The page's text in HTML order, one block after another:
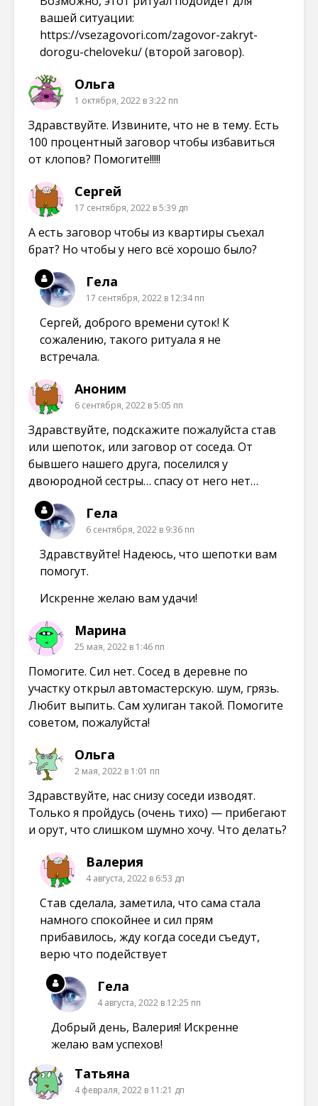
вашей ситуации:
https://vsezagovori.com/zagovor-zakryt-
dorogu-cheloveku/(второй заговор).
Ольга
1 октября, 2022 в 3:22 пп
Здравствуйте. Извините, что не в тему. Есть
100 процентный заговор чтобы избавиться
от клопов? Помогите!!!!!
Сергей
17 сентября, 2022 в 5:39 дп
А есть заговор чтобы из квартиры съехал
брат? Но чтобы у него всё хорошо было?
Гела
17 сентября, 2022 в 12:34 пп
Сергей, доброго времени суток! К
сожалению, такого ритуала я не
встречала.
Аноним
6 сентября, 2022 в 5:05 пп
Здравствуйте, подскажите пожалуйста став
или шепоток, или заговор от соседа. От
бывшего нашего друга, поселился у
двоюродной сестры… спасу от него нет…
Гела
6 сентября, 2022 в 9:36 пп
Здравствуйте! Надеюсь, что шепотки вам
помогут.
Искренне желаю вам удачи!
Марина
25 мая, 2022 в 1:46 пп
Помогите. Сил нет. Сосед в деревне по
участку открыл автомастерскую. шум, грязь.
Любит выпить. Сам хулиган такой. Помогите
советом, пожалуйста!
Ольга
2 мая, 2022 в 1:01 пп
Здравствуйте, нас снизу соседи изводят.
Только я пройдусь (очень тихо) — прибегают
и орут, что слишком шумно хочу. Что делать?
Валерия
4 августа, 2022 в 6:53 дп
Став сделала, заметила, что сама стала
намного спокойнее и сил прям
прибавилось, жду когда соседи съедут,
верю что подействует
Гела
4 августа, 2022 в 12:25 пп
Добрый день, Валерия! Искренне
желаю вам успехов!
Татьяна
4 февраля, 2022 в 11:21 дп